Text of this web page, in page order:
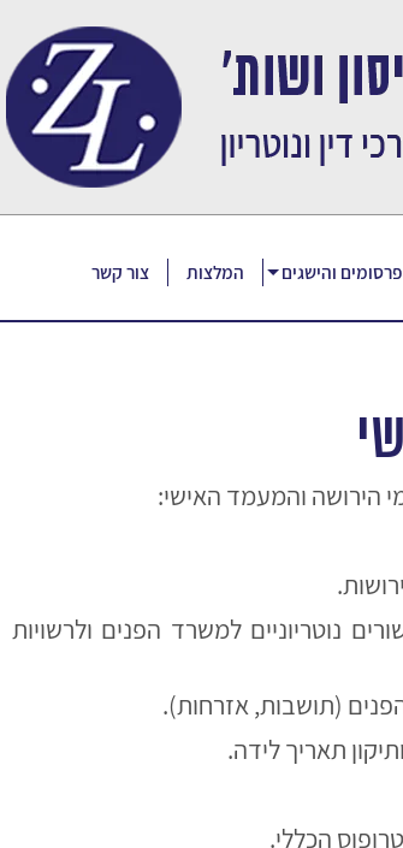
פרסומים והישגים המלצות צור קשר
הירושה והמעמד האישי:
נוטריוניים למשרד הפנים ולרשויות
(תושבות, אזרחות).
תאריך לידה.
הכללי.